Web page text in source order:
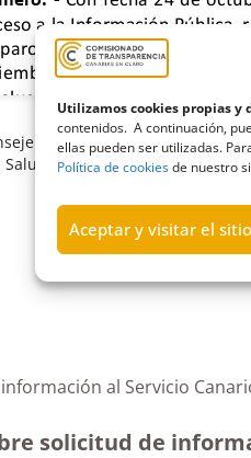
Utilizamos cookies propias y
contenidos. A continuación,
ellas pueden ser utilizadas.
Política de cookiesde nuestro
Aceptar y visitar el
de Sanidad,empleo en
Terminación,Terminación
al Servicio
solicitud de